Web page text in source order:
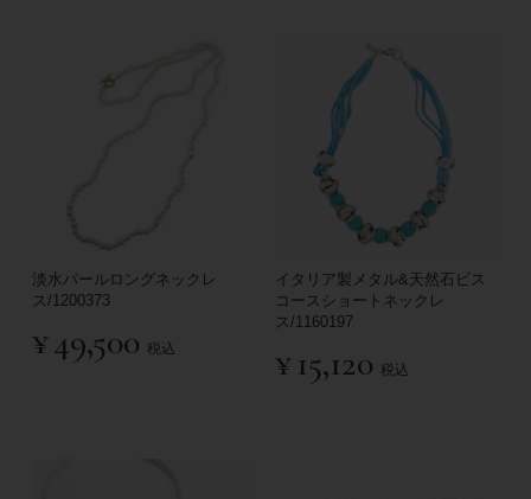
淡水パールロングネックレ
ス/1200373
¥49,500 税込
イタリア製メタル&天然石ビス
コースショートネックレ
ス/1160197
¥ 15,120 税込